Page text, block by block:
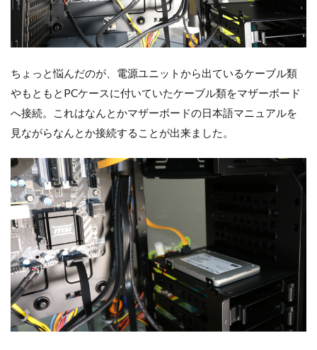
ちょっと悩んだのが、電源ユニットから出ているケーブル類
やもともとPCケースに付いていたケーブル類をマザーボード
へ接続。これはなんとかマザーボードの日本語マニュアルを
見ながらなんとか接続することが出来ました。